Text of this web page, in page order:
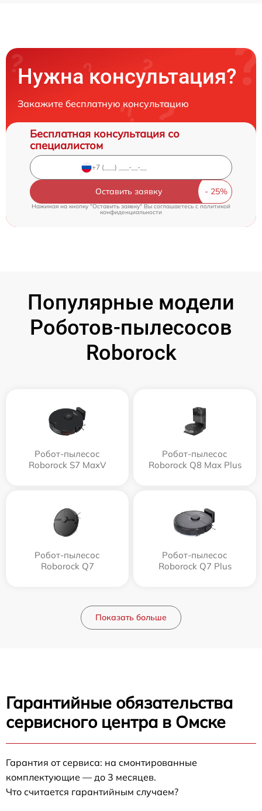
Нужна консультация?
Закажите бесплатную консультацию
Бесплатная консультация со
специалистом
Оставить заявку
Нажимая на кнопку "Оставить заявку" Вы соглашаетесь cполитикой
конфиденциальности
Популярные модели
Роботов-пылесосов
Roborock
Робот-пылесос
Roborock S7 MaxV
Робот-пылесос
Roborock Q8 Max Plus
Робот-пылесос
Roborock Q7
Робот-пылесос
Roborock Q7 Plus
Показать больше
Гарантийные обязательства
сервисного центра в Омске
Гарантия от сервиса: на смонтированные
комплектующие — до 3 месяцев.
Что считается гарантийным случаем?